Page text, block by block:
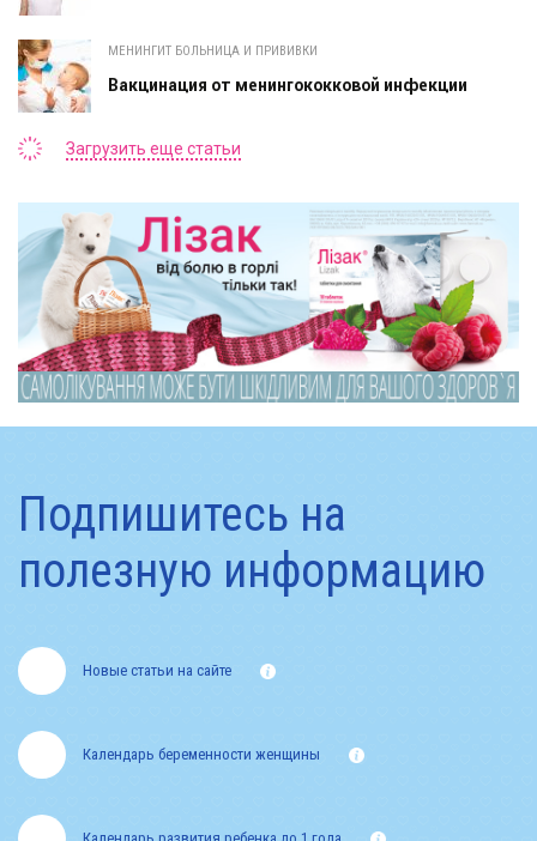
МЕНИНГИТ БОЛЬНИЦА И ПРИВИВКИ
Вакцинация от менингококковой инфекции
Загрузить еще статьи
Подпишитесь на
полезную информацию
Новые статьи на сайте
Календарь беременности женщины